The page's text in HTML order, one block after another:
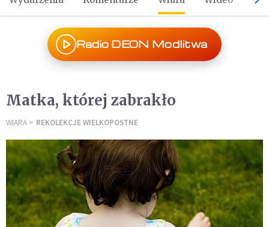
Radio DEON Modlitwa
Matka, której zabrakło
WIARA REKOLEKCJE WIELKOPOSTNE